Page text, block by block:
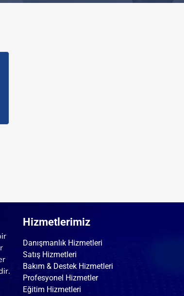
Hizmetlerimiz
Danışmanlık Hizmetleri
Satış Hizmetleri
Bakım & Destek Hizmetleri
Profesyonel Hizmetler
Eğitim Hizmetleri